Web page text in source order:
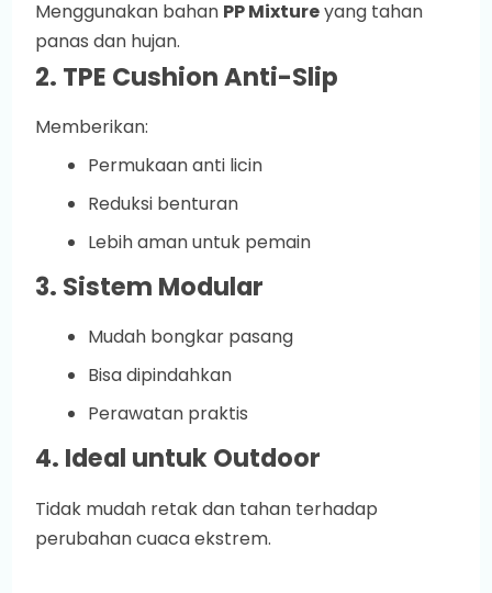
Menggunakan bahan PP Mixtureyang tahan
panas dan hujan.
2. TPE Cushion Anti-Slip
Memberikan:
Permukaan anti licin
Reduksi benturan
Lebih aman untuk pemain
3. Sistem Modular
Mudah bongkar pasang
Bisa dipindahkan
Perawatan praktis
4. Ideal untuk Outdoor
Tidak mudah retak dan tahan terhadap
perubahan cuaca ekstrem.